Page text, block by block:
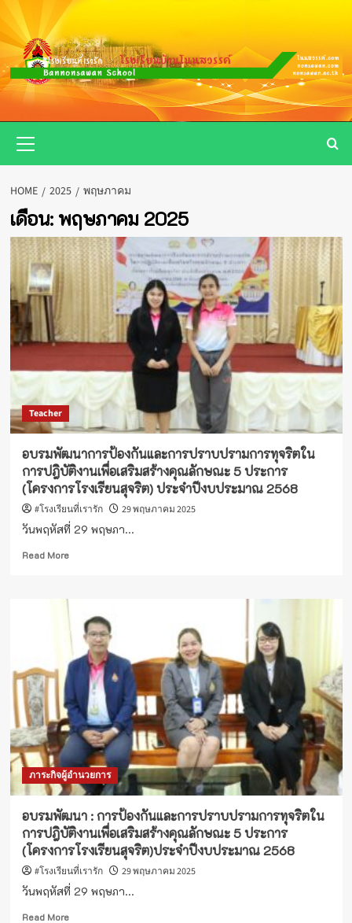
Skip
content
Menu
HOME 2025 พฤษภาคม
เดือน:พฤษภาคม 2025
Teacher
อบรมพัฒนาการป้องกันและการปราบปรามการทุจริตใน
การปฎิบัติงานเพื่อเสริมสร้างคุณลักษณะ 5 ประการ
(โครงการโรงเรียนสุจริต) ประจำปีงบประมาณ 2568
#โรงเรียนที่เรารัก 29 พฤษภาคม 2025
วันพฤหัสที่ 29 พฤษภา...
Read MoreRead
อบรม
พัฒนาการ
ป้องกัน
และ
การ
ปราบ
ปราม
การ
ทุจริต
ใน
การ
ปฎิบัติ
งาน
เพื่อ
สร้าง
คุณลักษณะ
5
ประการ
(โครงการ
โรงเรียน
ภาระกิจผู้อำนวยการ
อบรมพัฒนา : การป้องกันและการปราบปรามการทุจริตใน
การปฎิบัติงานเพื่อเสริมสร้างคุณลักษณะ 5 ประการ
(โครงการโรงเรียนสุจริต)ประจำปีงบประมาณ 2568
#โรงเรียนที่เรารัก 29 พฤษภาคม 2025
วันพฤหัสที่ 29 พฤษภา...
Read MoreRead